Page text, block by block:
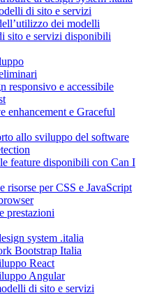
di sito e servizi
dei modelli
sito e servizi disponibili
responsivo e accessibile
enhancement e Graceful
allo sviluppo del software
feature disponibili con Can I
risorse per CSS e JavaScript
prestazioni
system .italia
Bootstrap Italia
React
Angular
di sito e servizi